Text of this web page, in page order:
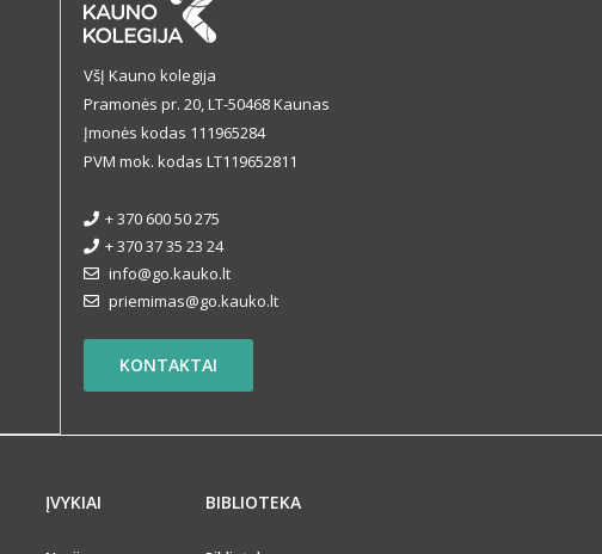
VšĮ Kauno kolegija
Pramonės pr. 20, LT-50468 Kaunas
Įmonės kodas 111965284
PVM mok. kodas LT119652811
+ 370 600 50 275
+ 370 37 35 23 24
info@go.kauko.lt
priemimas@go.kauko.lt
KONTAKTAI
ĮVYKIAI BIBLIOTEKA